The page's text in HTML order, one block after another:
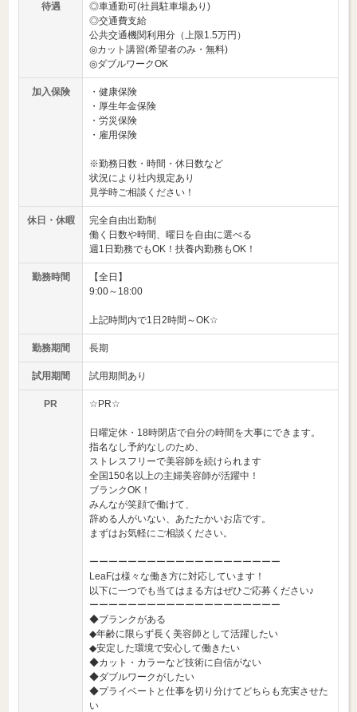
待遇
◎車通勤可(社員駐車場あり)
◎交通費支給
公共交通機関利用分（上限1.5万円）
◎カット講習(希望者のみ・無料)
◎ダブルワークOK
加入保険
・健康保険
・厚生年金保険
・労災保険
・雇用保険
※勤務日数・時間・休日数など
状況により社内規定あり
見学時ご相談ください！
休日・休暇
完全自由出勤制
働く日数や時間、曜日を自由に選べる
週1日勤務でもOK！扶養内勤務もOK！
勤務時間
【全日】
9:00～18:00
上記時間内で1日2時間～OK☆
勤務期間 長期
試用期間 試用期間あり
PR ☆PR☆
日曜定休・18時閉店で自分の時間を大事にできます。
指名なし予約なしのため、
ストレスフリーで美容師を続けられます
全国150名以上の主婦美容師が活躍中！
ブランクOK！
みんなが笑顔で働けて、
辞める人がいない、あたたかいお店です。
まずはお気軽にご相談ください。
ーーーーーーーーーーーーーーーーーーーー
LeaFは様々な働き方に対応しています！
以下に一つでも当てはまる方はぜひご応募ください♪
ーーーーーーーーーーーーーーーーーーーー
◆ブランクがある
◆年齢に限らず長く美容師として活躍したい
◆安定した環境で安心して働きたい
◆カット・カラーなど技術に自信がない
◆ダブルワークがしたい
◆プライベートと仕事を切り分けてどちらも充実させた
い